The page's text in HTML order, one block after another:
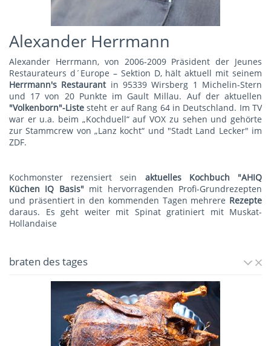
Alexander Herrmann
Alexander Herrmann, von 2006-2009 Präsident der Jeunes
Restaurateurs d´Europe – Sektion D, hält aktuell mit seinem
Herrmann's Restaurant in 95339 Wirsberg 1 Michelin-Stern
und 17 von 20 Punkte im Gault Millau. Auf der aktuellen
"Volkenborn"-Liste steht er auf Rang 64 in Deutschland. Im TV
war er u.a. beim „Kochduell“ auf VOX zu sehen und gehörte
zur Stammcrew von „Lanz kocht“ und "Stadt Land Lecker" im
ZDF.
Kochmonster rezensiert sein aktuelles Kochbuch "AHIQ
Küchen IQ Basis" mit hervorragenden Profi-Grundrezepten
und präsentiert in den kommenden Tagen mehrere Rezepte
daraus. Es geht weiter mit Spinat gratiniert mit Muskat-
Hollandaise
braten des tages